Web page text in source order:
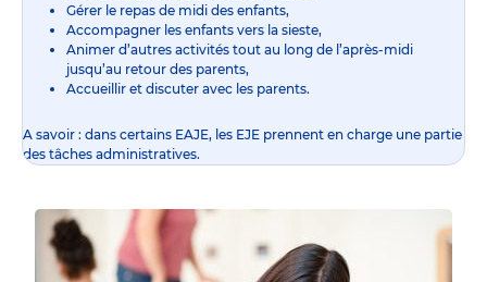
Gérer le repas de midi des enfants,
Accompagner les enfants vers la sieste,
Animer d’autres activités tout au long de l’après-midi
jusqu’au retour des parents,
Accueillir et discuter avec les parents.
A savoir : dans certains EAJE, les EJE prennent en charge une partie
des tâches administratives.